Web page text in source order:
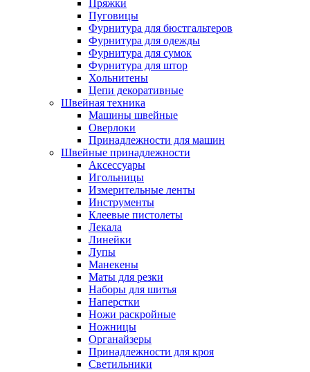
Пряжки
Пуговицы
Фурнитура для бюстгальтеров
Фурнитура для одежды
Фурнитура для сумок
Фурнитура для штор
Хольнитены
Цепи декоративные
Швейная техника
Машины швейные
Оверлоки
Принадлежности для машин
Швейные принадлежности
Аксессуары
Игольницы
Измерительные ленты
Инструменты
Клеевые пистолеты
Лекала
Линейки
Лупы
Манекены
Маты для резки
Наборы для шитья
Наперстки
Ножи раскройные
Ножницы
Органайзеры
Принадлежности для кроя
Светильники